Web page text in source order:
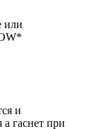
или
и
а гаснет при